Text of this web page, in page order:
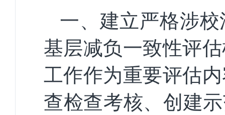
一、建立严格涉
基层减负一致性评
工作作为重要评估
查检查考核、创建